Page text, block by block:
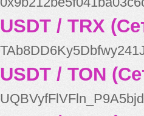
USDT / TRX
USDT / TON